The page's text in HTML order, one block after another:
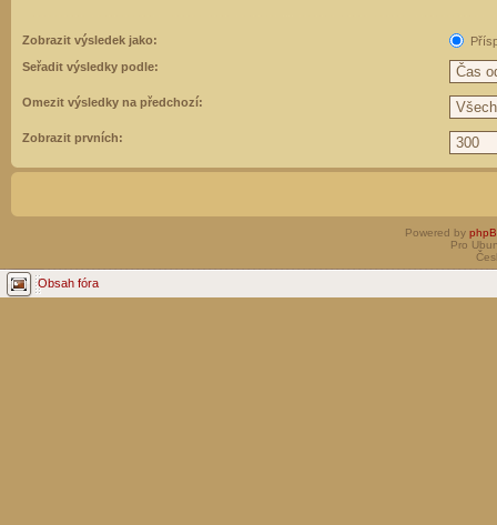
Zobrazit výsledek jako:
Seřadit výsledky podle:
Omezit výsledky na předchozí:
Zobrazit prvních:
Powered by
Pro
Obsah fóra